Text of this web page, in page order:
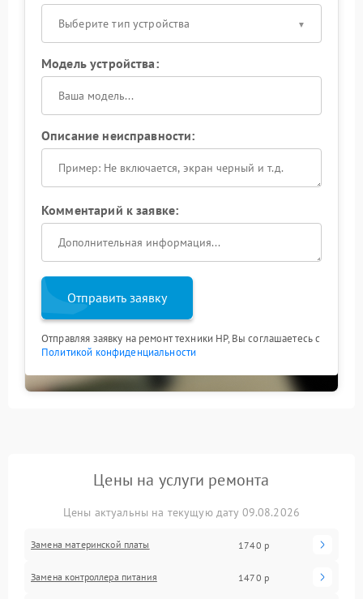
Выберите тип устройства
Модель устройства:
Описание неисправности:
Комментарий к заявке:
Отправить заявку
Отправляя заявку на ремонт техники HP, Вы соглашаетесь с
Политикой конфиденциальности
Цены на услуги ремонта
Цены актуальны на текущую дату 09.08.2026
Замена материнской платы 1740 р
Замена контроллера питания 1470 р